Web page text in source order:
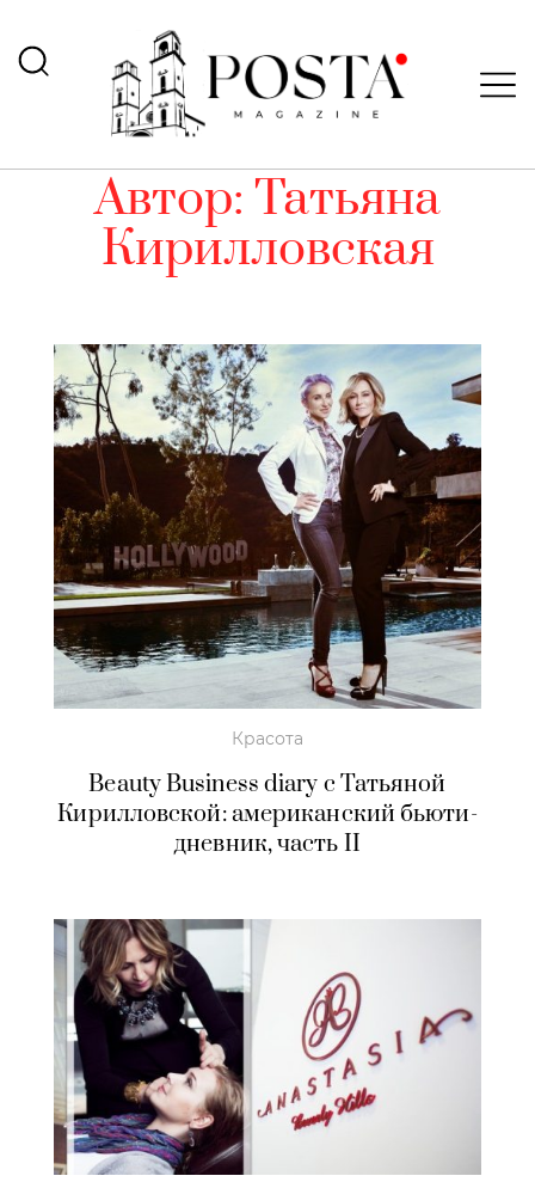
Автор: Татьяна
Кирилловская
Красота
Beauty Business diary с Татьяной
Кирилловской: американский бьюти-
дневник, часть II